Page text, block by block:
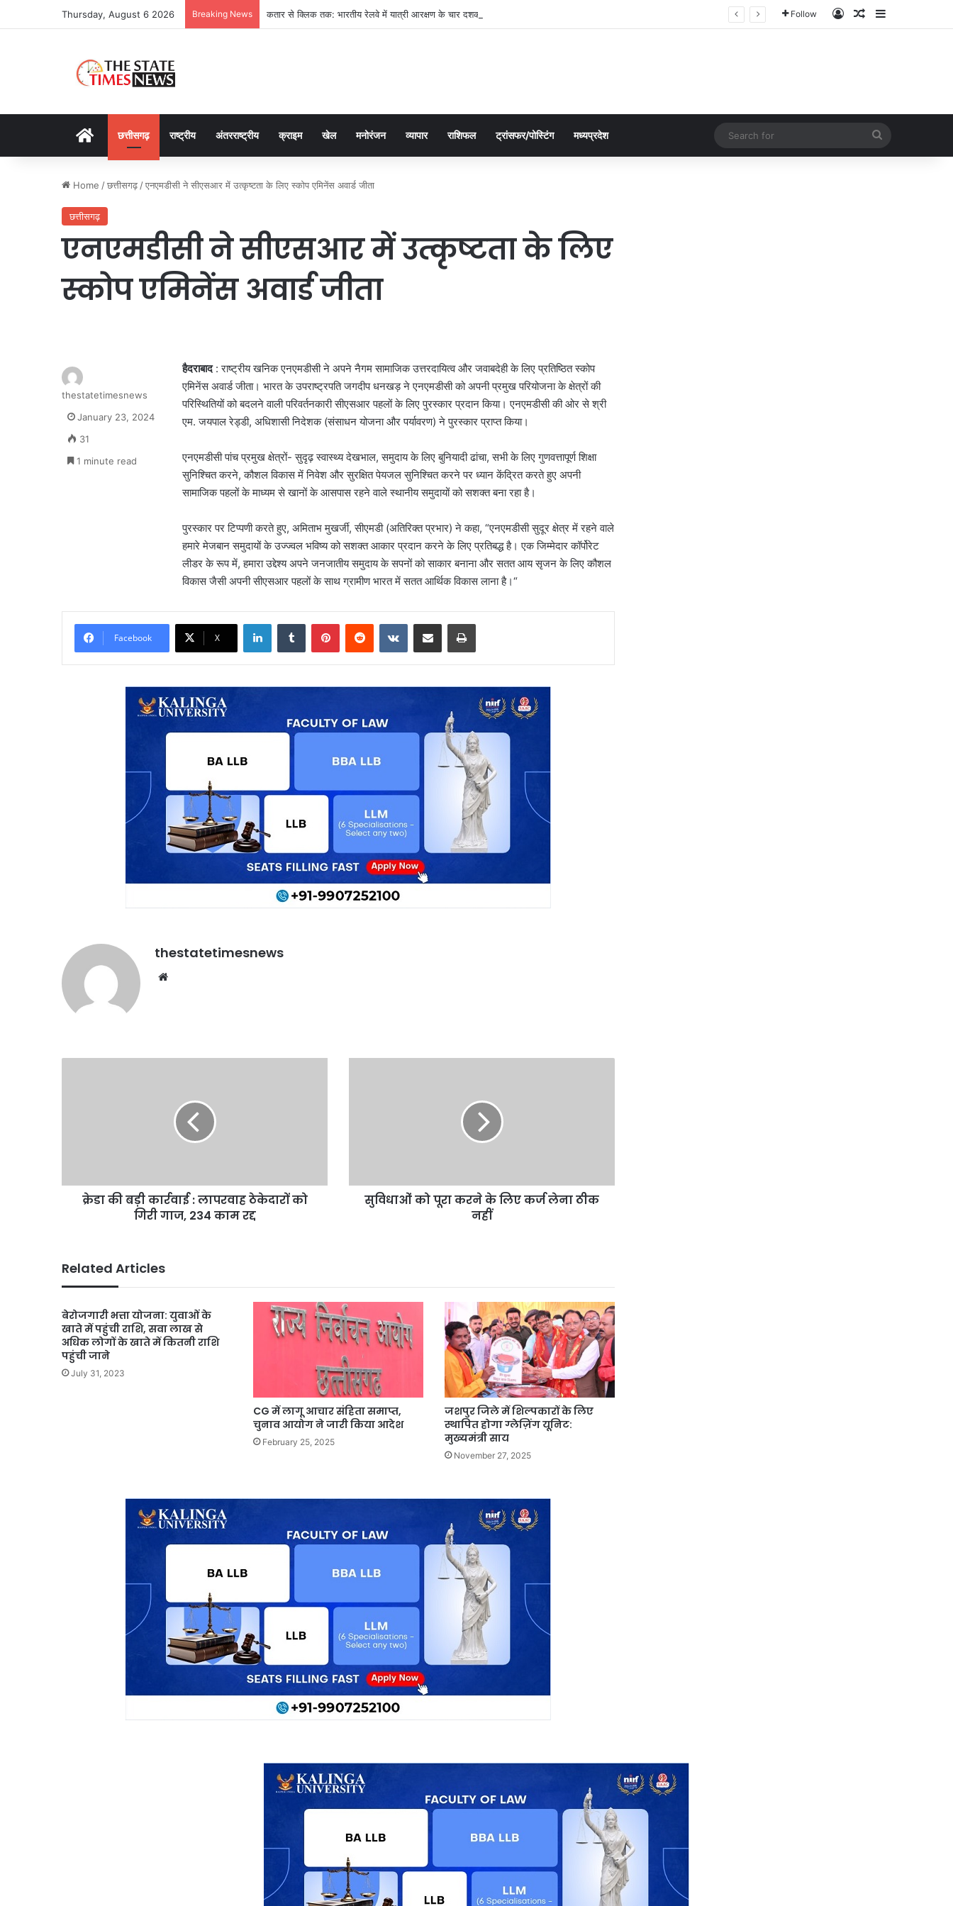
Thursday, August 6 2026 Breaking News कतार से क्लिक तक: भारतीय रेलवे में यात्री आरक्षण के चार दशक Follow Log InRandom Article
Sidebar
Homeछत्तीसगढ़ राष्ट्रीय अंतरराष्ट्रीय क्राइम खेल मनोरंजन व्यापार राशिफल ट्रांसफर/पोस्टिंग मध्यप्रदेश
for
Home /छत्तीसगढ़ /एनएमडीसी ने सीएसआर में उत्कृष्टता के लिए स्कोप एमिनेंस अवार्ड जीता
छत्तीसगढ़
एनएमडीसी ने सीएसआर में उत्कृष्टता के लिए
स्कोप एमिनेंस अवार्ड जीता
हैदराबाद: राष्ट्रीय खनिक एनएमडीसी ने अपने नैगम सामाजिक उत्तरदायित्व और जवाबदेही के लिए प्रतिष्ठित स्कोप
एमिनेंस अवार्ड जीता। भारत के उपराष्ट्रपति जगदीप धनखड़ ने एनएमडीसी को अपनी प्रमुख परियोजना के क्षेत्रों की
परिस्थितियों को बदलने वाली परिवर्तनकारी सीएसआर पहलों के लिए पुरस्कार प्रदान किया। एनएमडीसी की ओर से श्री
एम. जयपाल रेड्डी, अधिशासी निदेशक (संसाधन योजना और पर्यावरण) ने पुरस्कार प्राप्त किया।
एनएमडीसी पांच प्रमुख क्षेत्रों- सुदृढ़ स्वास्थ्य देखभाल, समुदाय के लिए बुनियादी ढांचा, सभी के लिए गुणवत्तापूर्ण शिक्षा
सुनिश्चित करने, कौशल विकास में निवेश और सुरक्षित पेयजल सुनिश्चित करने पर ध्यान केंद्रित करते हुए अपनी
सामाजिक पहलों के माध्यम से खानों के आसपास रहने वाले स्थानीय समुदायों को सशक्त बना रहा है।
पुरस्कार पर टिप्पणी करते हुए, अमिताभ मुखर्जी, सीएमडी (अतिरिक्त प्रभार) ने कहा, “एनएमडीसी सुदूर क्षेत्र में रहने वाले
हमारे मेजबान समुदायों के उज्ज्वल भविष्य को सशक्त आकार प्रदान करने के लिए प्रतिबद्ध है। एक जिम्मेदार कॉर्पोरेट
लीडर के रूप में, हमारा उद्देश्य अपने जनजातीय समुदाय के सपनों को साकार बनाना और सतत आय सृजन के लिए कौशल
विकास जैसी अपनी सीएसआर पहलों के साथ ग्रामीण भारत में सतत आर्थिक विकास लाना है।“
thestatetimesnews
January 23, 2024
31
1 minute read
Facebook X
LinkedInTumblr PinterestReddit VKontakteShare via Email Print
thestatetimesnews
गिरी
क्रेडा की बड़ी कार्रवाई : लापरवाह ठेकेदारों को
गिरी गाज, 234 काम रद्द
ठीक
सुविधाओं को पूरा करने के लिए कर्ज लेना ठीक
नहीं
Related Articles
बेरोजगारी भत्ता योजना: युवाओं के
खाते में पहुंची राशि, सवा लाख से
अधिक लोगों के खाते में कितनी राशि
पहुंची जाने
July 31, 2023
CG में लागू आचार संहिता समाप्त,
चुनाव आयोग ने जारी किया आदेश
February 25, 2025
जशपुर जिले में शिल्पकारों के लिए
स्थापित होगा ग्लेज़िंग यूनिट:
मुख्यमंत्री साय
November 27, 2025